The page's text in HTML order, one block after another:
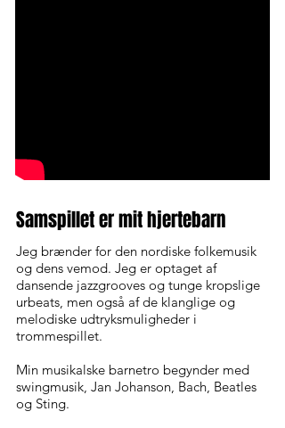
Samspillet er mit hjertebarn
Jeg brænder for den nordiske folkemusik
og dens vemod. Jeg er optaget af
dansende jazzgrooves og tunge kropslige
urbeats, men også af de klanglige og
melodiske udtryksmuligheder i
trommespillet.
Min musikalske barnetro begynder med
swingmusik, Jan Johanson, Bach, Beatles
og Sting.